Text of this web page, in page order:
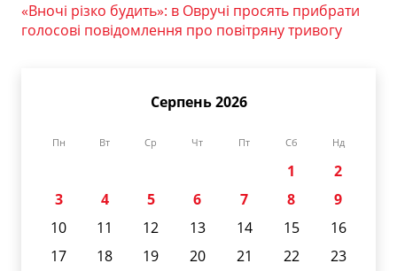
«Вночі різко будить»: в Овручі просять прибрати
голосові повідомлення про повітряну тривогу
Серпень 2026
Пн Вт Ср Чт Пт Сб Нд
1
2
3
4 5 6 7 8
9
10
11 12 13 14 15
16
17
18 19 20 21 22
23